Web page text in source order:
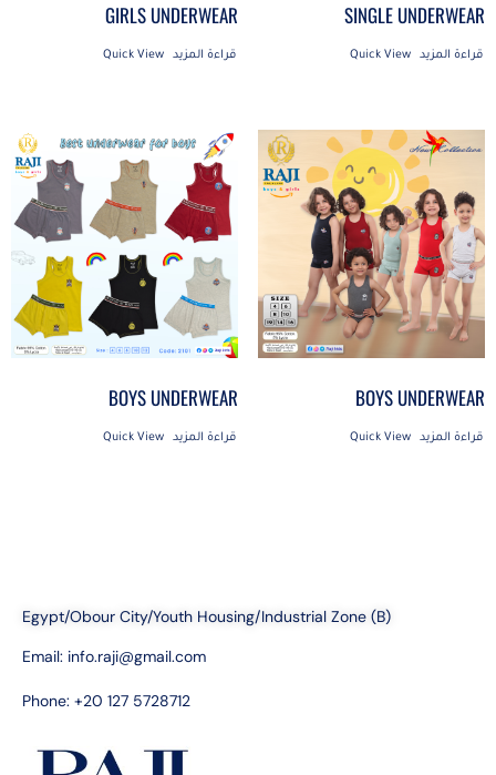
SINGLE UNDERWEAR
قراءة المزيد Quick View
GIRLS UNDERWEAR
قراءة المزيد Quick View
BOYS UNDERWEAR
قراءة المزيد Quick View
BOYS UNDERWEAR
قراءة المزيد Quick View
Egypt/Obour City/Youth Housing/Industrial Zone (B)
Email: info.raji@gmail.com
Phone: +20 127 5728712